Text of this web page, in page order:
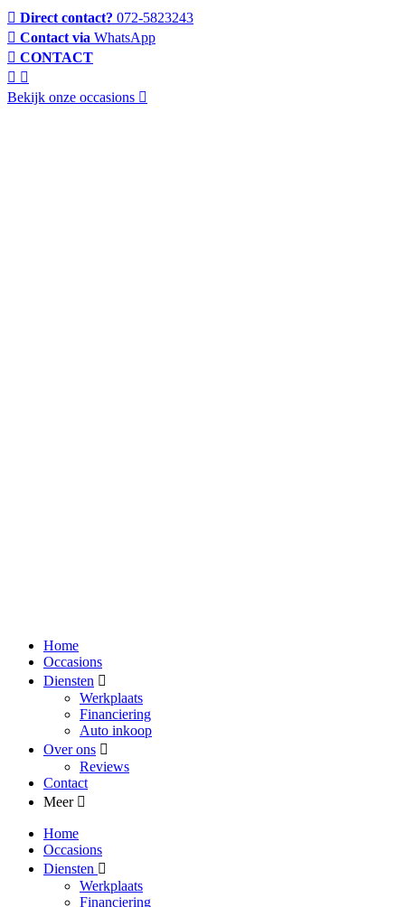
Direct contact? 072-5823243
Contact via WhatsApp
CONTACT
Bekijk onze occasions
Home
Occasions
Diensten
Werkplaats
Financiering
Auto inkoop
Over ons
Reviews
Contact
Meer
Home
Occasions
Diensten
Werkplaats
Financiering